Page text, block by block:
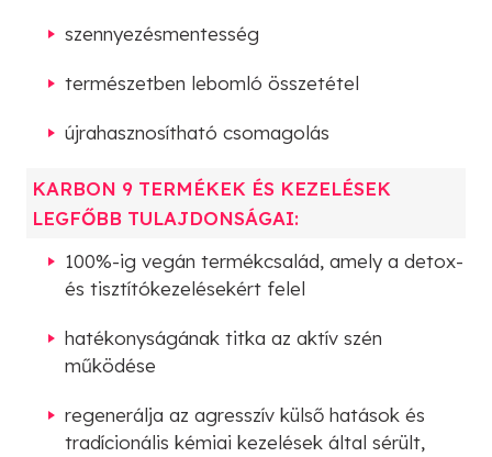
szennyezésmentesség
természetben lebomló összetétel
újrahasznosítható csomagolás
KARBON 9 TERMÉKEK ÉS KEZELÉSEK
LEGFŐBB TULAJDONSÁGAI:
100%-ig vegán termékcsalád, amely a detox-
és tisztítókezelésekért felel
hatékonyságának titka az aktív szén
működése
regenerálja az agresszív külső hatások és
tradícionális kémiai kezelések által sérült,